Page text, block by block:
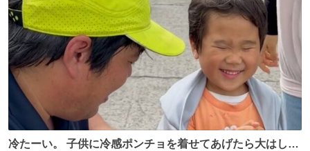
ベルガモット、
数
冷たーい。 子供に冷感ポンチョを着せてあげたら大はしゃ